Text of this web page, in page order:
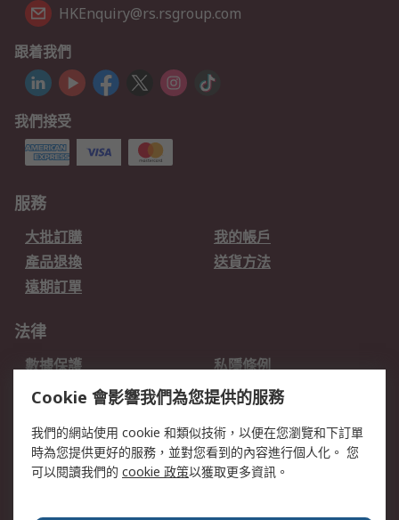
HKEnquiry@rs.rsgroup.com
跟着我們
我們接受
服務
大批訂購
我的帳戶
產品退換
送貨方法
遠期訂單
法律
數據保護
私隱條例
網站條款
郵件安全
關於RS
Cookie 會影響我們為您提供的服務
我們的網站使用 cookie 和類似技術，以便在您瀏覽和下訂單
時為您提供更好的服務，並對您看到的內容進行個人化。 您
可以閱讀我們的 cookie 政策以獲取更多資訊。